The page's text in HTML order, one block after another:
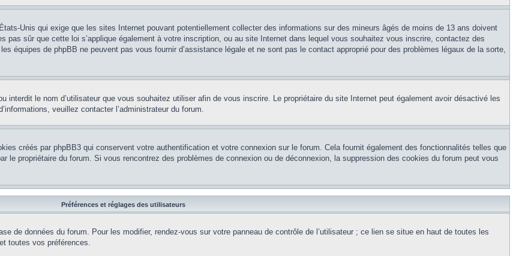
Unis qui exige que les sites Internet pouvant potentiellement collecter des informations sur des mineurs âgés de moins de 13 ans doivent
pas sûr que cette loi s’applique également à votre inscription, ou au site Internet dans lequel vous souhaitez vous inscrire, contactez des
équipes de phpBB ne peuvent pas vous fournir d’assistance légale et ne sont pas le contact approprié pour des problèmes légaux de la sorte,
interdit le nom d’utilisateur que vous souhaitez utiliser afin de vous inscrire. Le propriétaire du site Internet peut également avoir désactivé les
veuillez contacter l’administrateur du forum.
créés par phpBB3 qui conservent votre authentification et votre connexion sur le forum. Cela fournit également des fonctionnalités telles que
le propriétaire du forum. Si vous rencontrez des problèmes de connexion ou de déconnexion, la suppression des cookies du forum peut vous
Préférences et réglages des utilisateurs
de données du forum. Pour les modifier, rendez-vous sur votre panneau de contrôle de l’utilisateur ; ce lien se situe en haut de toutes les
toutes vos préférences.